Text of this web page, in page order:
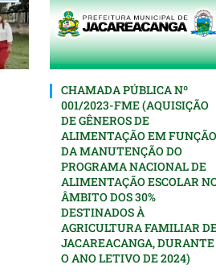
CHAMADA PÚBLICA Nº
001/2023-FME (AQUISIÇÃO
DE GÊNEROS DE
ALIMENTAÇÃO EM FUNÇÃO
DA MANUTENÇÃO DO
PROGRAMA NACIONAL DE
ALIMENTAÇÃO ESCOLAR
ÂMBITO DOS 30%
DESTINADOS À
AGRICULTURA FAMILIAR
JACAREACANGA, DURANTE
O ANO LETIVO DE 2024)